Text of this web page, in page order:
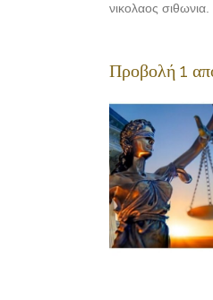
νικολαος σιθωνια.
Προβολή 1